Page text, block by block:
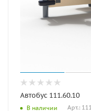
Автобус 111.60.10
В наличии Арт.: